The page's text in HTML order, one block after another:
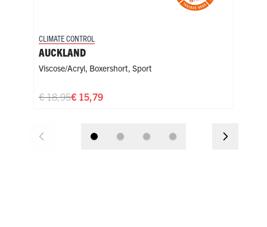
CLIMATE CONTROL
AUCKLAND
Viscose/Acryl, Boxershort, Sport
€ 15,79
€ 18,95